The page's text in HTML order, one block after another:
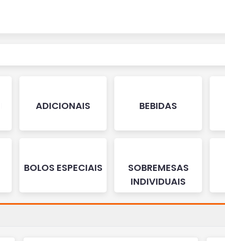
ADICIONAIS BEBIDAS
BOLOS ESPECIAIS
SOBREMESAS
INDIVIDUAIS